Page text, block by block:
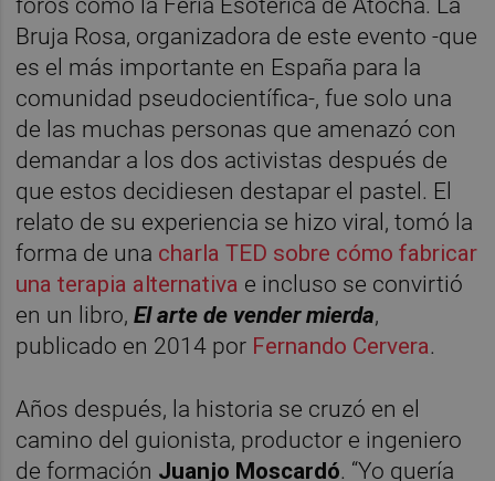
foros como la Feria Esotérica de Atocha. La
Bruja Rosa, organizadora de este evento -que
es el más importante en España para la
comunidad pseudocientífica-, fue solo una
de las muchas personas que amenazó con
demandar a los dos activistas después de
que estos decidiesen destapar el pastel. El
relato de su experiencia se hizo viral, tomó la
forma de una charla TED sobre cómo fabricar
una terapia alternativa e incluso se convirtió
en un libro,El arte de vender mierda,
publicado en 2014 por Fernando Cervera.
Años después, la historia se cruzó en el
camino del guionista, productor e ingeniero
de formación Juanjo Moscardó. “Yo quería